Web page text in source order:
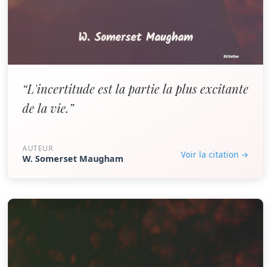
“L'incertitude est la partie la plus excitante
de la vie.”
AUTEUR
W. Somerset Maugham Voir la citation →